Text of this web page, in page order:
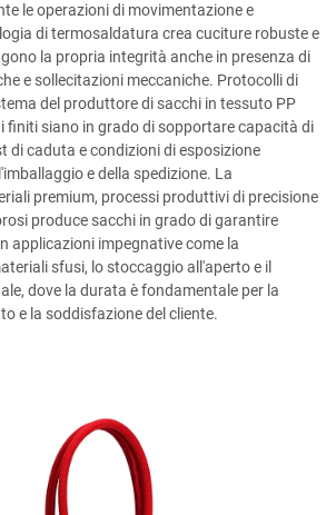
le operazioni di movimentazione e
di termosaldatura crea cuciture robuste e
la propria integrità anche in presenza di
e sollecitazioni meccaniche. Protocolli di
del produttore di sacchi in tessuto PP
finiti siano in grado di sopportare capacità di
di caduta e condizioni di esposizione
e della spedizione. La
premium, processi produttivi di precisione
produce sacchi in grado di garantire
applicazioni impegnative come la
sfusi, lo stoccaggio all'aperto e il
dove la durata è fondamentale per la
e la soddisfazione del cliente.